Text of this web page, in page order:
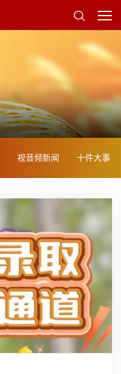
视音频新闻 十件大事